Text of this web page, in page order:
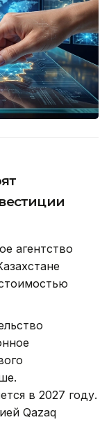
агентство
в 2027 году.
Qazaq